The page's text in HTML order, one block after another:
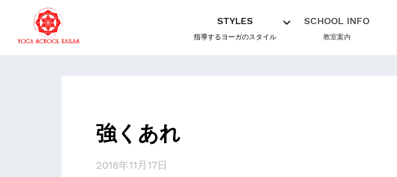
STYLES
指導するヨーガのスタイル
SCHOOL INFO
教室案内
強くあれ
2018年11月17日